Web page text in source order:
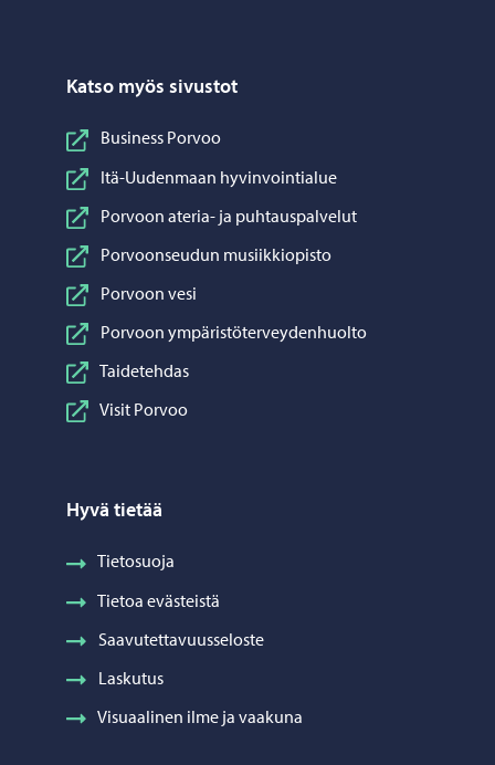
Katso myös sivustot
Business Porvoo
Itä-Uudenmaan hyvinvointialue
Porvoon ateria- ja puhtauspalvelut
Porvoonseudun musiikkiopisto
Porvoon vesi
Porvoon ympäristöterveydenhuolto
Taidetehdas
Visit Porvoo
Hyvä tietää
Tietosuoja
Tietoa evästeistä
Saavutettavuusseloste
Laskutus
Visuaalinen ilme ja vaakuna